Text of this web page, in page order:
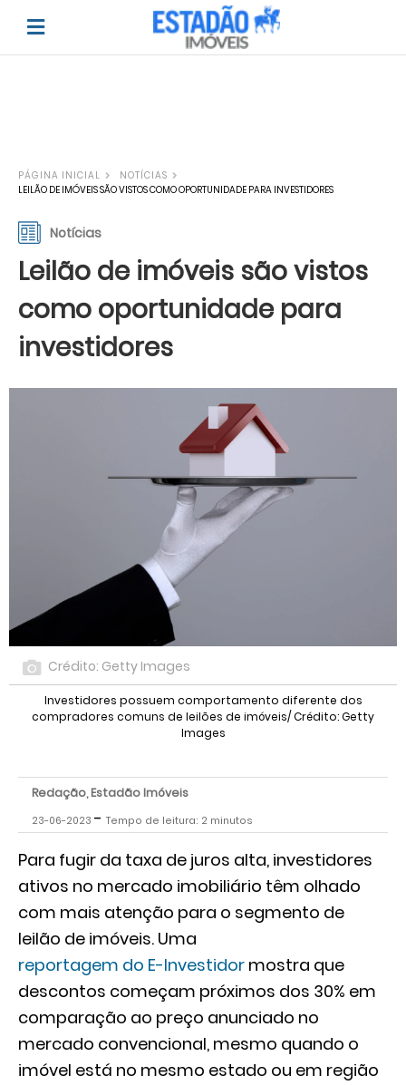
PÁGINA INICIAL
NOTÍCIAS
LEILÃO DE IMÓVEIS SÃO VISTOS COMO OPORTUNIDADE PARA INVESTIDORES
Notícias
Leilão de imóveis são vistos
como oportunidade para
investidores
Crédito: Getty Images
Investidores possuem comportamento diferente dos
compradores comuns de leilões de imóveis/ Crédito: Getty
Images
Redação, Estadão Imóveis
23-06-2023 - Tempo de leitura: 2 minutos
Para fugir da taxa de juros alta, investidores
ativos no mercado imobiliário têm olhado
com mais atenção para o segmento de
leilão de imóveis. Uma
reportagem do E-Investidor mostra que
descontos começam próximos dos 30% em
comparação ao preço anunciado no
mercado convencional, mesmo quando o
imóvel está no mesmo estado ou em região